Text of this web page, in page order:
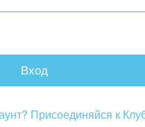
Вход
Присоединяйся к